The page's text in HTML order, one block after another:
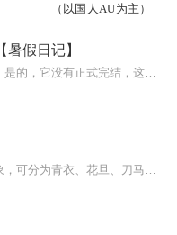
（以国人AU为主）
假日记】